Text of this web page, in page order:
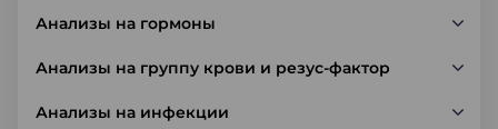
Анализы на гормоны
Анализы на группу крови и резус-фактор
Анализы на инфекции